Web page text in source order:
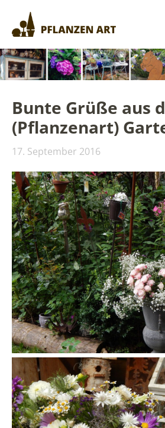
Bunte Grüße aus
(Pflanzenart)
17. September 2016